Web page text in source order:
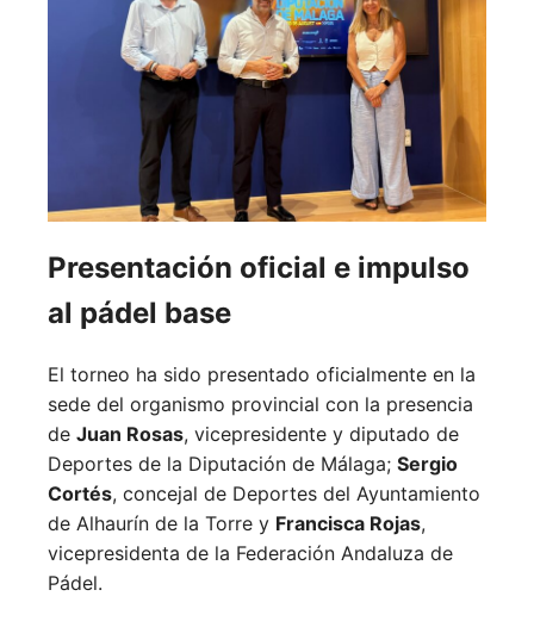
Presentación oficial e impulso
al pádel base
El torneo ha sido presentado oficialmente en la
sede del organismo provincial con la presencia
de Juan Rosas, vicepresidente y diputado de
Deportes de la Diputación de Málaga; Sergio
Cortés, concejal de Deportes del Ayuntamiento
de Alhaurín de la Torre y Francisca Rojas,
vicepresidenta de la Federación Andaluza de
Pádel.